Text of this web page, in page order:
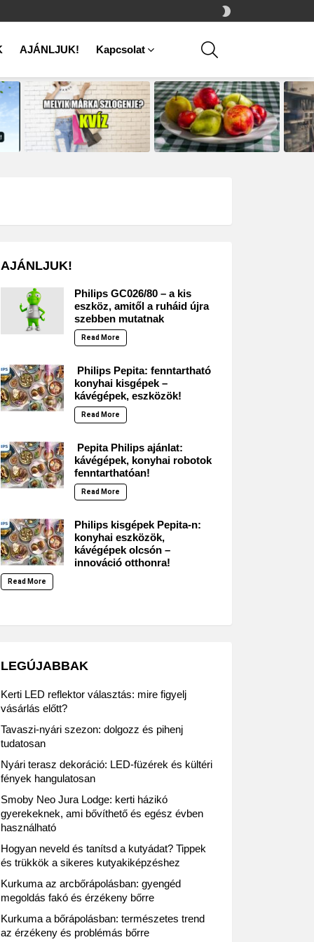
SKIN
AJÁNLJUK! Kapcsolat
AJÁNLJUK!
Philips GC026/80 – a kis
eszköz, amitől a ruháid újra
szebben mutatnak
Read More
Philips Pepita: fenntartható
konyhai kisgépek –
kávégépek, eszközök!
Read More
Pepita Philips ajánlat:
kávégépek, konyhai robotok
fenntarthatóan!
Read More
Philips kisgépek Pepita-n:
konyhai eszközök,
kávégépek olcsón –
innováció otthonra!
Read More
LEGÚJABBAK
Kerti LED reflektor választás: mire figyelj
vásárlás előtt?
Tavaszi-nyári szezon: dolgozz és pihenj
tudatosan
Nyári terasz dekoráció: LED-füzérek és kültéri
fények hangulatosan
Smoby Neo Jura Lodge: kerti házikó
gyerekeknek, ami bővíthető és egész évben
használható
Hogyan neveld és tanítsd a kutyádat? Tippek
és trükkök a sikeres kutyakiképzéshez
Kurkuma az arcbőrápolásban: gyengéd
megoldás fakó és érzékeny bőrre
Kurkuma a bőrápolásban: természetes trend
az érzékeny és problémás bőrre